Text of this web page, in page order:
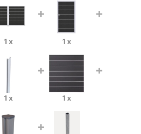
+
1 x
+
1 x
+
1 x
+
1 x
+